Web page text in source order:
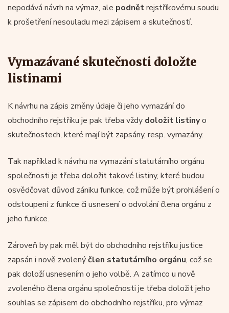
nepodává návrh na výmaz, ale podnětrejstříkovému soudu
k prošetření nesouladu mezi zápisem a skutečností.
Vymazávané skutečnosti doložte
listinami
K návrhu na zápis změny údaje či jeho vymazání do
obchodního rejstříku je pak třeba vždy doložit listinyo
skutečnostech, které mají být zapsány, resp. vymazány.
Tak například k návrhu na vymazání statutárního orgánu
společnosti je třeba doložit takové listiny, které budou
osvědčovat důvod zániku funkce, což může být prohlášení o
odstoupení z funkce či usnesení o odvolání člena orgánu z
jeho funkce.
Zároveň by pak měl být do obchodního rejstříku justice
zapsán i nově zvolenýčlen statutárního orgánu, což se
pak doloží usnesením o jeho volbě. A zatímco u nově
zvoleného člena orgánu společnosti je třeba doložit jeho
souhlas se zápisem do obchodního rejstříku, pro výmaz